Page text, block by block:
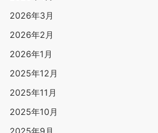
2026年3月
2026年2月
2026年1月
2025年12月
2025年11月
2025年10月
2025年9月